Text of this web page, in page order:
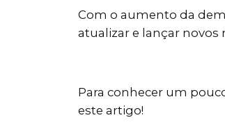
Com o aumento da
atualizar e lançar novos
Para conhecer um
este artigo!